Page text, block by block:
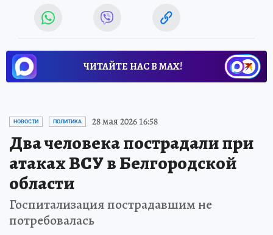
ЧИТАЙТЕ НАС В МАХ!
НОВОСТИ ПОЛИТИКА 28 мая 2026 16:58
Два человека пострадали при
атаках ВСУ в Белгородской
области
Госпитализация пострадавшим не
потребовалась